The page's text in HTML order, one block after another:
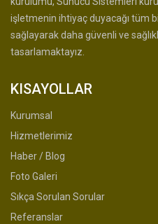
işletmenin ihtiyaç duyacağı tüm
sağlayarak daha güvenli ve
tasarlamaktayız.
KISAYOLLAR
Kurumsal
Hizmetlerimiz
Haber / Blog
Foto Galeri
Sıkça Sorulan Sorular
Referanslar